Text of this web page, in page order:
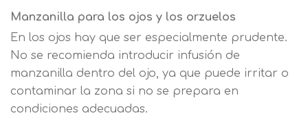
Manzanilla para los ojos y los orzuelos
En los ojos hay que ser especialmente prudente.
No se recomienda introducir infusión de
manzanilla dentro del ojo, ya que puede irritar o
contaminar la zona si no se prepara en
condiciones adecuadas.